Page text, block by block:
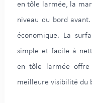
en tôle larmée, la
niveau du bord
économique. La
simple et facile à
en tôle larmée offre
meilleure visibilité du